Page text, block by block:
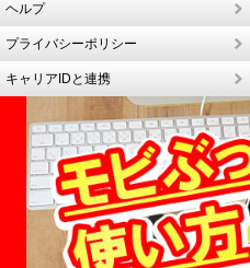
ヘルプ
プライバシーポリシー
キャリアIDと連携